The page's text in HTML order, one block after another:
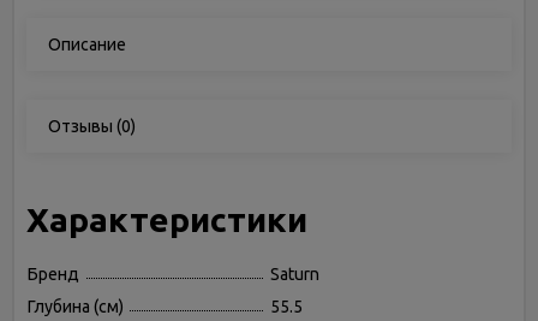
Описание
Отзывы (0)
Характеристики
Бренд
Saturn
Глубина (см)
55.5